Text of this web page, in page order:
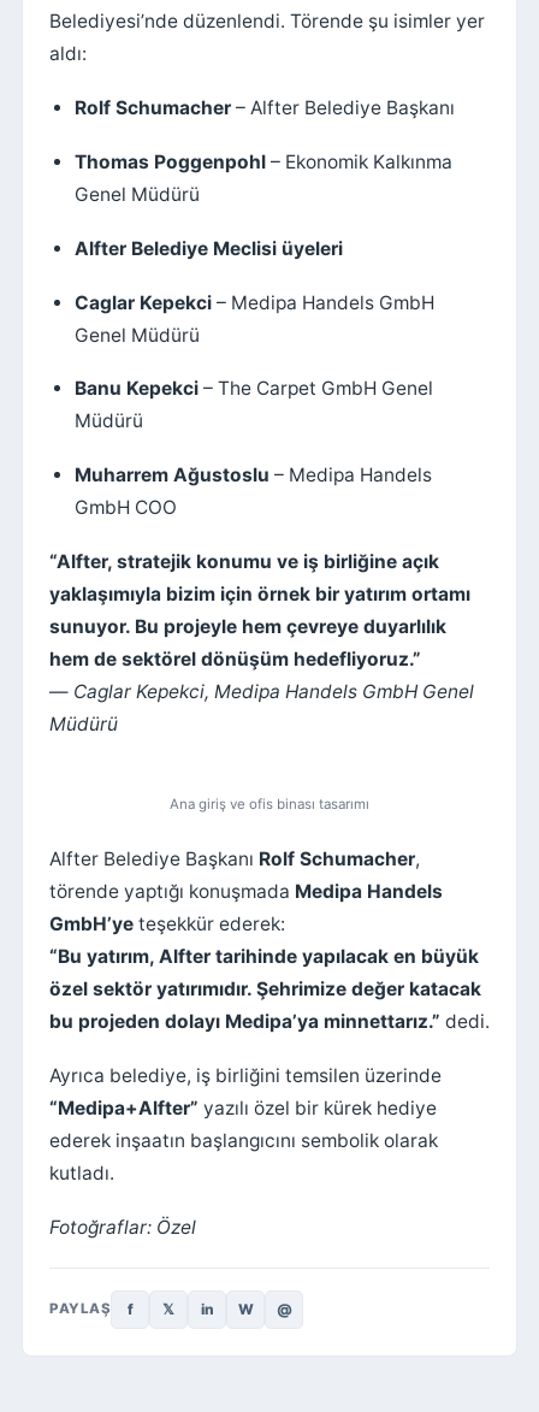
Belediyesi’nde düzenlendi. Törende şu isimler yer
aldı:
Rolf Schumacher– Alfter Belediye Başkanı
Thomas Poggenpohl– Ekonomik Kalkınma
Genel Müdürü
Alfter Belediye Meclisi üyeleri
Caglar Kepekci– Medipa Handels GmbH
Genel Müdürü
Banu Kepekci– The Carpet GmbH Genel
Müdürü
Muharrem Ağustoslu – Medipa Handels
GmbH COO
“Alfter, stratejik konumu ve iş birliğine açık
yaklaşımıyla bizim için örnek bir yatırım ortamı
sunuyor. Bu projeyle hem çevreye duyarlılık
hem de sektörel dönüşüm hedefliyoruz.”
— Caglar Kepekci, Medipa Handels GmbH Genel
Müdürü
Ana giriş ve ofis binası tasarımı
Alfter Belediye Başkanı Rolf Schumacher,
törende yaptığı konuşmada Medipa Handels
GmbH’ye teşekkür ederek:
“Bu yatırım, Alfter tarihinde yapılacak en büyük
özel sektör yatırımıdır. Şehrimize değer katacak
bu projeden dolayı Medipa’ya minnettarız.” dedi.
Ayrıca belediye, iş birliğini temsilen üzerinde
“Medipa+Alfter” yazılı özel bir kürek hediye
ederek inşaatın başlangıcını sembolik olarak
kutladı.
Fotoğraflar: Özel
PAYLAŞ f 𝕏 in W @